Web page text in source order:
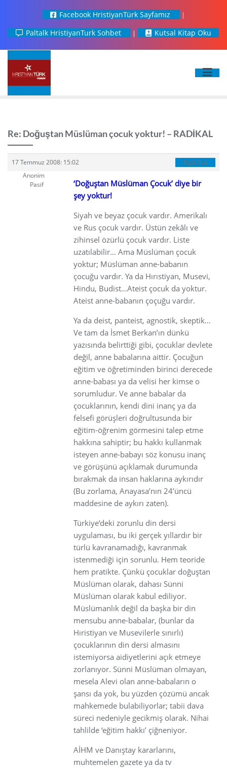
Facebook HristiyanTürk Sayfamız
Paltalk HristiyanTurk Sohbet
Kutsal Kitap Oku
Re: Doğuştan Müslüman çocuk yoktur! – RADİKAL
17 Temmuz 2008: 15:02 #29764
Anonim
Pasif
‘Doğuştan Müslüman Çocuk’ diye bir
şey yoktur!
Siyah ve beyaz çocuk vardır. Amerikalı
ve Rus çocuk vardır. Üstün zekâlı ve
zihinsel özürlü çocuk vardır. Liste
uzatılabilir… Ama Müslüman çocuk
yoktur; Müslüman anne-babanın
çocuğu vardır. Ya da Hırıstiyan, Musevi,
Hindu, Budist…Ateist çocuk da yoktur.
Ateist anne-babanın çoçuğu vardır.
Ya da deist, panteist, agnostik, skeptik…
Ve tam da İsmet Berkan’ın dünkü
yazısında belirttiği gibi, çocuklar devlete
değil, anne babalarına aittir. Çocuğun
eğitim ve öğretiminden birinci derecede
anne-babası ya da velisi her kimse o
sorumludur. Ve anne babalar da
çocuklarının, kendi dini inanç ya da
felsefi görüşleri doğrultusunda bir
eğitim-öğrenim görmesini talep etme
hakkına sahiptir; bu hakkı kullanmak
isteyen anne-babayı söz konusu inanç
ve görüşünü açıklamak durumunda
bırakmak da insan haklarına aykırıdır
(Bu zorlama, Anayasa’nın 24’üncü
maddesine de aykırı zaten).
Türkiye’deki zorunlu din dersi
uygulaması, bu iki gerçek yıllardır bir
türlü kavranamadığı, kavranmak
istenmediği için sorunlu. Hem teoride
hem pratikte. Çünkü çocuklar doğuştan
Müslüman olarak, dahası Sünni
Müslüman olarak kabul ediliyor.
Müslümanlık değil da başka bir din
mensubu anne-babalar, (bunlar da
Hıristiyan ve Musevilerle sınırlı)
çocuklarının din dersi almasını
istemiyorsa aidiyetlerini açık etmeye
zorlanıyor. Sünni Müslüman olmayan,
mesela Alevi olan anne-babaların o
şansı da yok, bu yüzden çözümü ancak
mahkemede bulabiliyorlar; tabii dava
süreci nedeniyle gecikmiş olarak. Nihai
tahlilde ‘eğitim hakkı’ çiğneniyor.
AİHM ve Danıştay kararlarını,
muhtemelen gazete ya da tv